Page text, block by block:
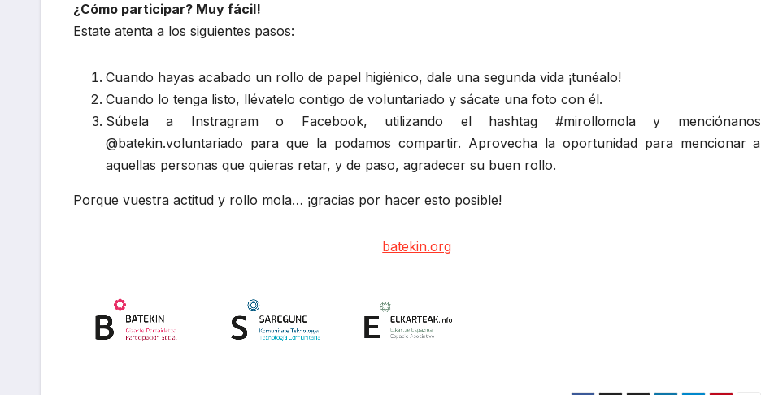
¿Cómo participar? Muy fácil!
Estate atenta a los siguientes pasos:
Cuando hayas acabado un rollo de papel higiénico, dale una segunda vida ¡tunéalo!
Cuando lo tenga listo, llévatelo contigo de voluntariado y sácate una foto con él.
Súbela a Instragram o Facebook, utilizando el hashtag #mirollomola y menciónanos
@batekin.voluntariado para que la podamos compartir. Aprovecha la oportunidad para mencionar a
aquellas personas que quieras retar, y de paso, agradecer su buen rollo.
Porque vuestra actitud y rollo mola… ¡gracias por hacer esto posible!
batekin.org